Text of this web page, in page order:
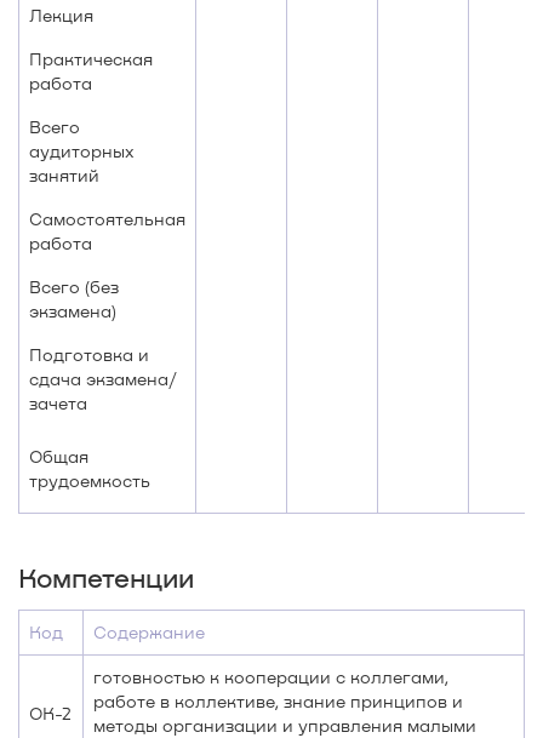
Лекция
Практическая
работа
Всего
аудиторных
занятий
Самостоятельная
работа
Всего (без
экзамена)
Подготовка и
сдача экзамена/
зачета
Общая
трудоемкость
Компетенции
Код Содержание
ОК-2
готовностью к кооперации с коллегами,
работе в коллективе, знание принципов и
методы организации и управления малыми